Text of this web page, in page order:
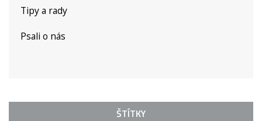
Tipy a rady
Psali o nás
ŠTÍTKY